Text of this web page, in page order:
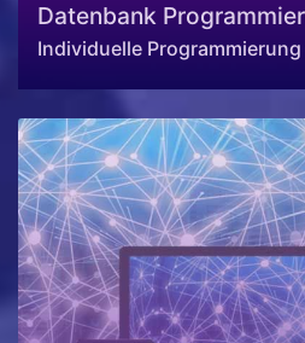
Datenbank
Individuelle